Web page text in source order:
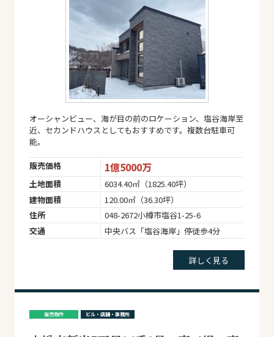
オーシャンビュー、海が目の前のロケーション、塩谷海岸至
近、セカンドハウスとしてもおすすめです。複数台駐車可
能。
販売価格 1億5000万
土地面積
6034.40㎡（1825.40坪）
建物面積
120.00㎡（36.30坪）
住所
048-2672小樽市塩谷1-25-6
交通
中央バス「塩谷海岸」停徒歩4分
詳しく見る
販売物件 ビル・店舗・事務所